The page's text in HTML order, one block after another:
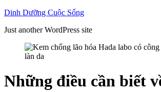
Skip
content
Dinh Dưỡng Cuộc Sống
Just another WordPress site
Những điều cần biết